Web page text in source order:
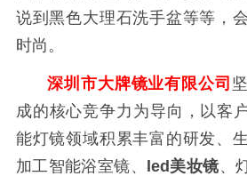
说到黑色大理石洗手盆等等，
时尚。
深圳市大牌镜业有限公司
成的核心竞争力为导向，以客
能灯镜领域积累丰富的研发、
加工智能浴室镜、 led美妆镜、